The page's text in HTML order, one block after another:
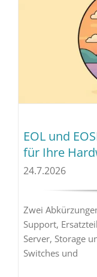
EOL und
für Ihre
24.7.2026
Zwei
Support,
Server, Storage
Switches und